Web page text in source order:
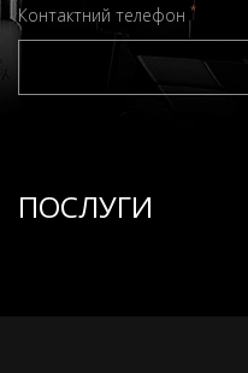
Контактний телефон *
ПОСЛУГИ